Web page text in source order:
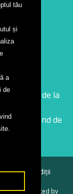
tău
și
a
deîncepând de la
începând de
și condiții
Created by